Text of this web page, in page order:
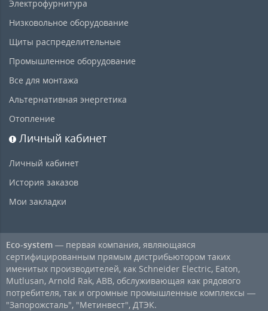
Электрофурнитура
Низковольное оборудование
Щиты распределительные
Промышленное оборудование
Все для монтажа
Альтернативная энергетика
Отопление
Личный кабинет
Личный кабинет
История заказов
Мои закладки
Eco-system — первая компания, являющаяся
сертифицированным прямым дистрибьютором таких
именитых производителей, как Schneider Electric, Eaton,
Mutlusan, Arnold Rak, ABB, обслуживающая как рядового
потребителя, так и огромные промышленные комплексы —
"Запорожсталь", "Метинвест", ДТЭК.